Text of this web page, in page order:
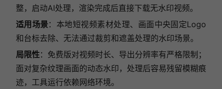
整，启动AI处理，渲染完成后直接下载无水印视频。
适用场景：本地短视频素材处理、画面中央固定Logo
和台标去除、无法通过裁剪和遮盖处理的水印场景。
局限性：免费版对视频时长、导出分辨率有严格限制；
面对复杂纹理画面的动态水印，处理后容易残留模糊痕
迹，工具运行依赖网络环境。